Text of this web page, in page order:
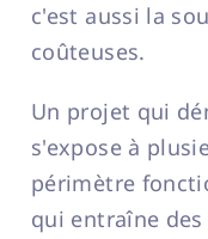
c'est aussi la
coûteuses.
Un projet qui
s'expose à
périmètre
qui entraîne